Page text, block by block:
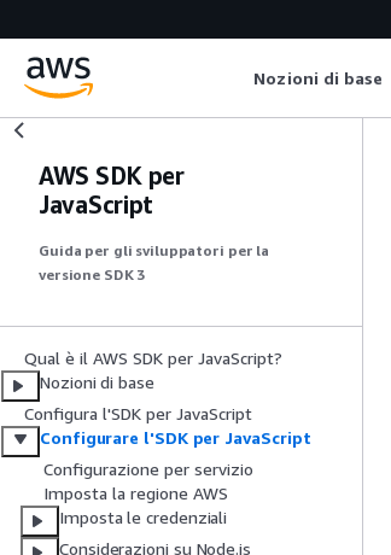
Nozioni di base
AWS SDK per
JavaScript
Guida per gli sviluppatori per la
versione SDK 3
Qual è il AWS SDK per JavaScript?
Nozioni di base
Configura l'SDK per JavaScript
Configurare l'SDK per JavaScript
Configurazione per servizio
Imposta la regione AWS
Imposta le credenziali
Considerazioni su Node.js